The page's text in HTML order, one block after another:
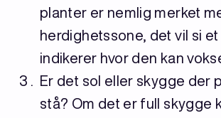
planter er nemlig merket
herdighetssone, det vil si et
indikerer hvor den kan
Er det sol eller skygge der
stå? Om det er full skygge